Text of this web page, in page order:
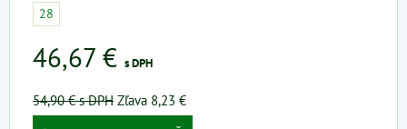
28
46,67 € s DPH
54,90 €s DPH Zľava 8,23 €